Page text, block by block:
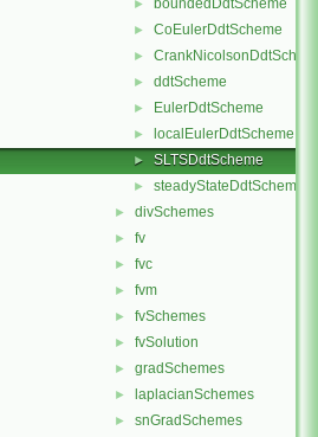
► boundedDdtScheme
► CoEulerDdtScheme
► CrankNicolsonDdtScheme
► ddtScheme
► EulerDdtScheme
► localEulerDdtScheme
► SLTSDdtScheme
► steadyStateDdtScheme
► divSchemes
► fv
► fvc
► fvm
► fvSchemes
► fvSolution
► gradSchemes
► laplacianSchemes
► snGradSchemes